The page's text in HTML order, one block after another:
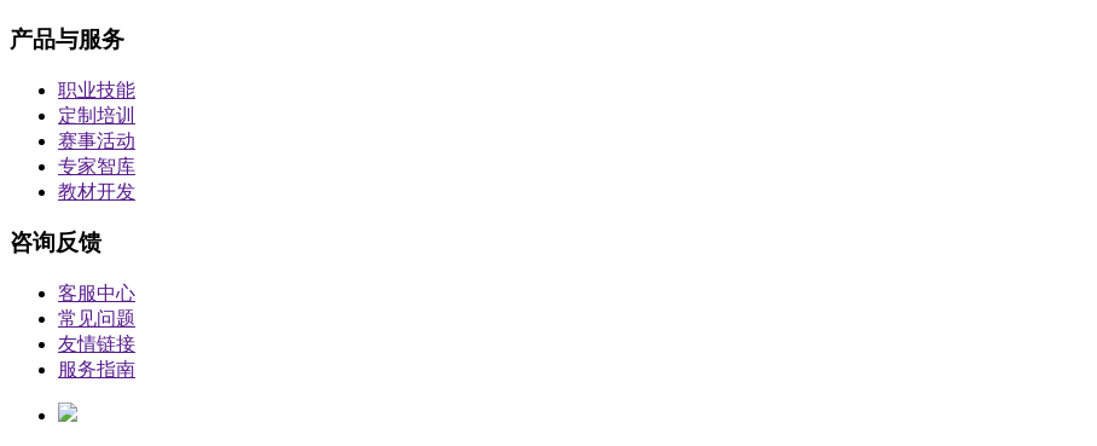
产品与服务
职业技能
定制培训
赛事活动
专家智库
教材开发
咨询反馈
客服中心
常见问题
友情链接
服务指南